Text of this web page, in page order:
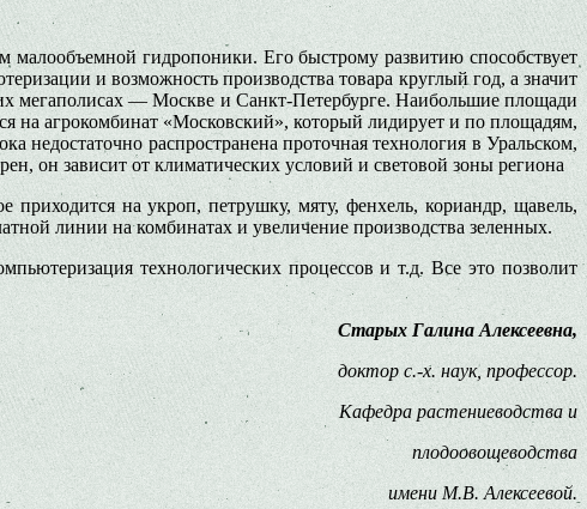
гидропоники. Его быстрому развитию способствует
и возможность производства товара круглый год, а значит
мегаполисах — Москве и Санкт-Петербурге. Наибольшие площади
на агрокомбинат «Московский», который лидирует и по площадям,
распространена проточная технология в Уральском,
он зависит от климатических условий и световой зоны региона
на укроп, петрушку, мяту, фенхель, кориандр, щавель,
линии на комбинатах и увеличение производства зеленных.
технологических процессов и т.д. Все это позволит
Старых Галина Алексеевна,
доктор с.-х. наук, профессор.
Кафедра растениеводства и
плодоовощеводства
имени М.В. Алексеевой.